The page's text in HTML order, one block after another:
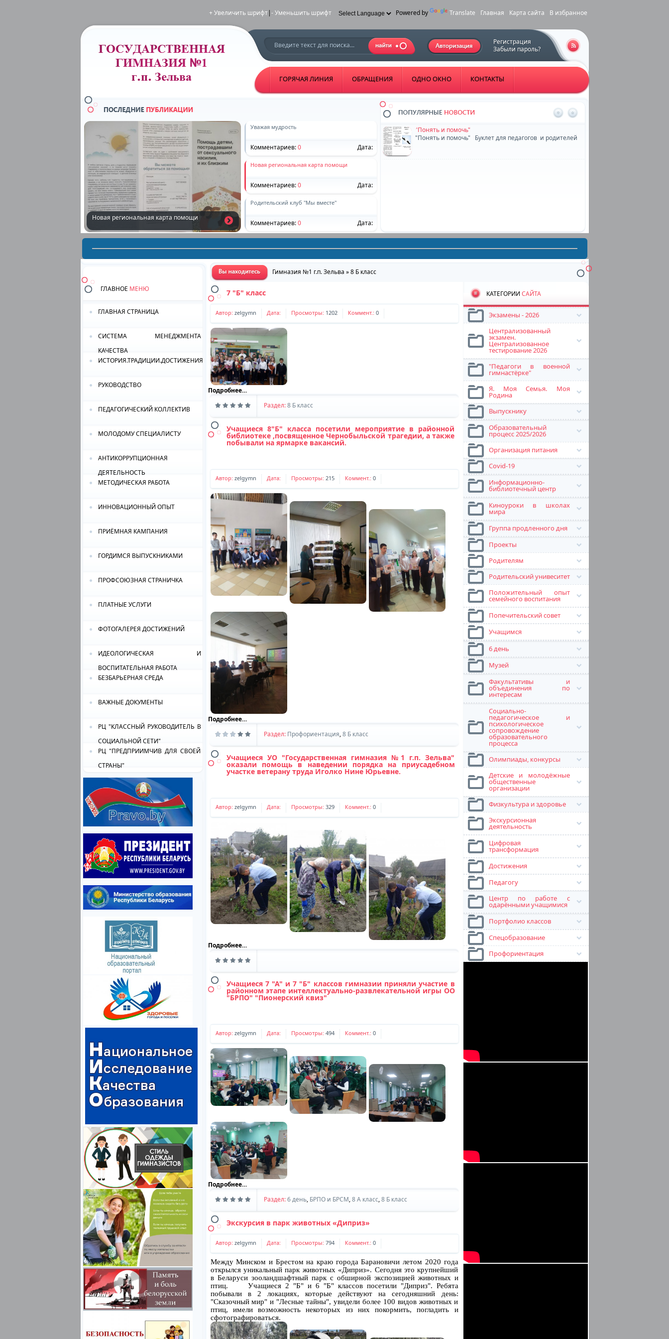
+ Увеличить шрифт|- Уменьшить шрифт Powered by Translate Главная Карта сайта В избранное
Регистрация
Забыли пароль?
ГОРЯЧАЯ ЛИНИЯ ОБРАЩЕНИЯ ОДНО ОКНО КОНТАКТЫ
"Понять и помочь" Буклет для педагогов и родителей
Новая региональная карта помощи
Уважая мудрость
Комментариев:0 Дата:
Новая региональная карта помощи
Комментариев:0 Дата:
Родительский клуб "Мы вместе"
Комментариев:0 Дата:
График факультативных занятий и занятий
по интересам
Комментариев:0 Дата:
Сохраним ребенку жизнь
"Понять и помочь"
Комментариев:
Графики работы специалистов
Комментариев:
Приглашаем присоединиться
Наши контакты
Комментариев:0 Дата:
Гимназия №1 г.п. Зельва »8 Б класс
ГЛАВНОЕ МЕНЮ
ГЛАВНАЯ СТРАНИЦА
СИСТЕМА МЕНЕДЖМЕНТА
КАЧЕСТВА
ИСТОРИЯ.ТРАДИЦИИ.ДОСТИЖЕНИЯ.
РУКОВОДСТВО
ПЕДАГОГИЧЕСКИЙ КОЛЛЕКТИВ
МОЛОДОМУ СПЕЦИАЛИСТУ
АНТИКОРРУПЦИОННАЯ
ДЕЯТЕЛЬНОСТЬ
МЕТОДИЧЕСКАЯ РАБОТА
ИННОВАЦИОННЫЙ ОПЫТ
ПРИЁМНАЯ КАМПАНИЯ
ГОРДИМСЯ ВЫПУСКНИКАМИ
ПРОФСОЮЗНАЯ СТРАНИЧКА
ПЛАТНЫЕ УСЛУГИ
ФОТОГАЛЕРЕЯ ДОСТИЖЕНИЙ
ИДЕОЛОГИЧЕСКАЯ И
ВОСПИТАТЕЛЬНАЯ РАБОТА
БЕЗБАРЬЕРНАЯ СРЕДА
ВАЖНЫЕ ДОКУМЕНТЫ
РЦ "КЛАССНЫЙ РУКОВОДИТЕЛЬ В
СОЦИАЛЬНОЙ СЕТИ"
РЦ "ПРЕДПРИИМЧИВ ДЛЯ СВОЕЙ
СТРАНЫ"
КАТЕГОРИИ САЙТА
Экзамены - 2026
Централизованный
экзамен.
Централизованное
тестирование 2026
"Педагоги в военной
гимнастёрке"
Я. Моя Семья. Моя
Родина
Выпускнику
Образовательный
процесс 2025/2026
Организация питания
Covid-19
Информационно-
библиотечный центр
Киноуроки в школах
мира
Группа продленного дня
Проекты
Родителям
Родительский унивеситет
Положительный опыт
семейного воспитания
Попечительский совет
Учащимся
6 день
Музей
Факультативы и
объединения по
интересам
Социально-
педагогическое и
психологическое
сопровождение
образовательного
процесса
Олимпиады, конкурсы
Детские и молодёжные
общественные
организации
Физкультура и здоровье
Экскурсионная
деятельность
Цифровая
трансформация
Достижения
Педагогу
Центр по работе с
одарёнными учащимися
Портфолио классов
Спецобразование
Профориентация
7 "Б" класс
Автор: zelgymn Дата: Просмотры: 1202 Коммент.: 0
Подробнее…
Раздел:8 Б класс
Учащиеся 8"Б" класса посетили мероприятие в районной
библиотеке ,посвященное Чернобыльской трагедии, а также
побывали на ярмарке вакансий.
Автор: zelgymn Дата: Просмотры: 215 Коммент.: 0
Подробнее…
Раздел: Профориентация,8 Б класс
Учащиеся УО "Государственная гимназия №1 г.п. Зельва"
оказали помощь в наведении порядка на приусадебном
участке ветерану труда Иголко Нине Юрьевне.
Автор: zelgymn Дата: Просмотры: 329 Коммент.: 0
Подробнее…
Раздел:Военно-патриотическое воспитание,Волонтеры,8 Б класс
Учащиеся 7 "А" и 7 "Б" классов гимназии приняли участие в
районном этапе интеллектуально-развлекательной игры ОО
"БРПО" "Пионерский квиз"
Автор: zelgymn Дата: Просмотры: 494 Коммент.: 0
Подробнее…
Раздел:6 день, БРПО и БРСМ,8 A класс,8 Б класс
Экскурсия в парк животных «Диприз»
Автор: zelgymn Дата: Просмотры: 794 Коммент.: 0
Между Минском и Брестом на краю города Барановичи летом 2020 года
открылся уникальный парк животных «Диприз». Сегодня это крупнейший
в Беларуси зооландшафтный парк с обширной экспозицией животных и
птиц. Учащиеся 2 "Б" и 6 "Б" классов посетили "Диприз". Ребята
побывали в 2 локациях, которые действуют на сегодняшний день:
"Сказочный мир" и "Лесные тайны", увидели более 100 видов животных и
птиц, имели возможность некоторых из них покормить, погладить и
сфотографироваться.